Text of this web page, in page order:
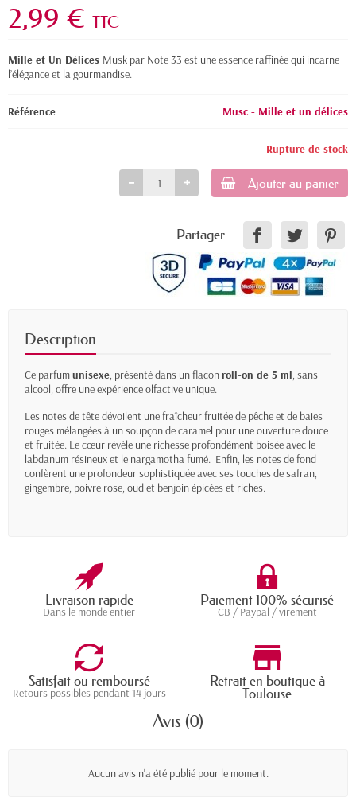
2,99 € TTC
Mille et Un Délices Musk par Note 33 est une essence raffinée qui incarne
l’élégance et la gourmandise.
Référence Musc - Mille et un délices
Rupture de stock
Ajouter au panier
Partager
Description
Ce parfumunisexe, présenté dans un flaconroll-on de 5 ml, sans
alcool, offre une expérience olfactive unique.
Les notes de tête dévoilent une fraîcheur fruitée de pêche et de baies
rouges mélangées à un soupçon de caramel pour une ouverture douce
et fruitée. Le cœur révèle une richesse profondément boisée avec le
labdanum résineux et le nargamotha fumé. Enfin, les notes de fond
confèrent une profondeur sophistiquée avec ses touches de safran,
gingembre, poivre rose, oud et benjoin épicées et riches.
Livraison rapide
Dans le monde entier
Paiement 100% sécurisé
CB / Paypal / virement
Satisfait ou remboursé
Retours possibles pendant 14 jours
Retrait en boutique à
Toulouse
Avis (0)
Aucun avis n'a été publié pour le moment.